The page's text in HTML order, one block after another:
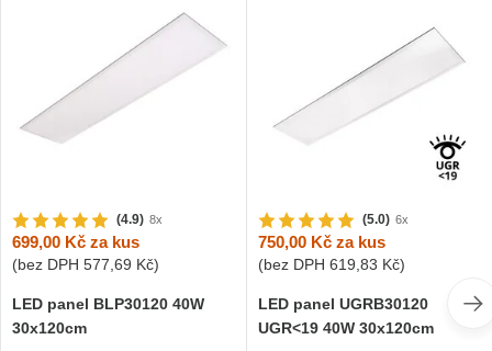
(4.9) 8x
699,00 Kč za kus
(bez DPH 577,69 Kč)
LED panel BLP30120 40W
30x120cm
(5.0) 6x
750,00 Kč za kus
(bez DPH 619,83 Kč)
LED panel UGRB30120
UGR<19 40W 30x120cm